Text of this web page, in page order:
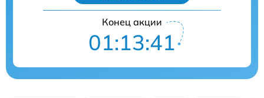
Конец акции
01:13:40